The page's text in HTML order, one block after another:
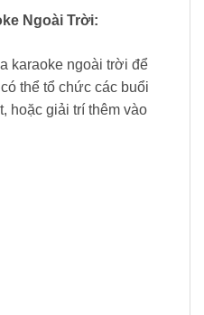
Ngoài Trời:
karaoke ngoài trời để
thể tổ chức các buổi
hoặc giải trí thêm vào